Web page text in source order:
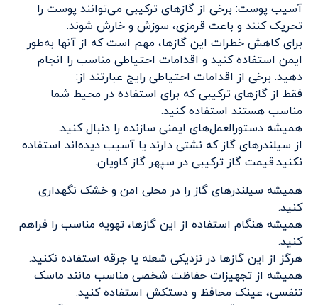
آسیب پوست: برخی از گازهای ترکیبی می‌توانند پوست را
تحریک کنند و باعث قرمزی، سوزش و خارش شوند.
برای کاهش خطرات این گازها، مهم است که از آنها به‌طور
ایمن استفاده کنید و اقدامات احتیاطی مناسب را انجام
دهید. برخی از اقدامات احتیاطی رایج عبارتند از:
فقط از گازهای ترکیبی که برای استفاده در محیط شما
مناسب هستند استفاده کنید.
همیشه دستورالعمل‌های ایمنی سازنده را دنبال کنید.
از سیلندرهای گاز که نشتی دارند یا آسیب دیده‌اند استفاده
نکنید.قیمت گاز ترکیبی در سپهر گاز کاویان.
همیشه سیلندرهای گاز را در محلی امن و خشک نگهداری
کنید.
همیشه هنگام استفاده از این گازها، تهویه مناسب را فراهم
کنید.
هرگز از این گازها در نزدیکی شعله یا جرقه استفاده نکنید.
همیشه از تجهیزات حفاظت شخصی مناسب مانند ماسک
تنفسی، عینک محافظ و دستکش استفاده کنید.